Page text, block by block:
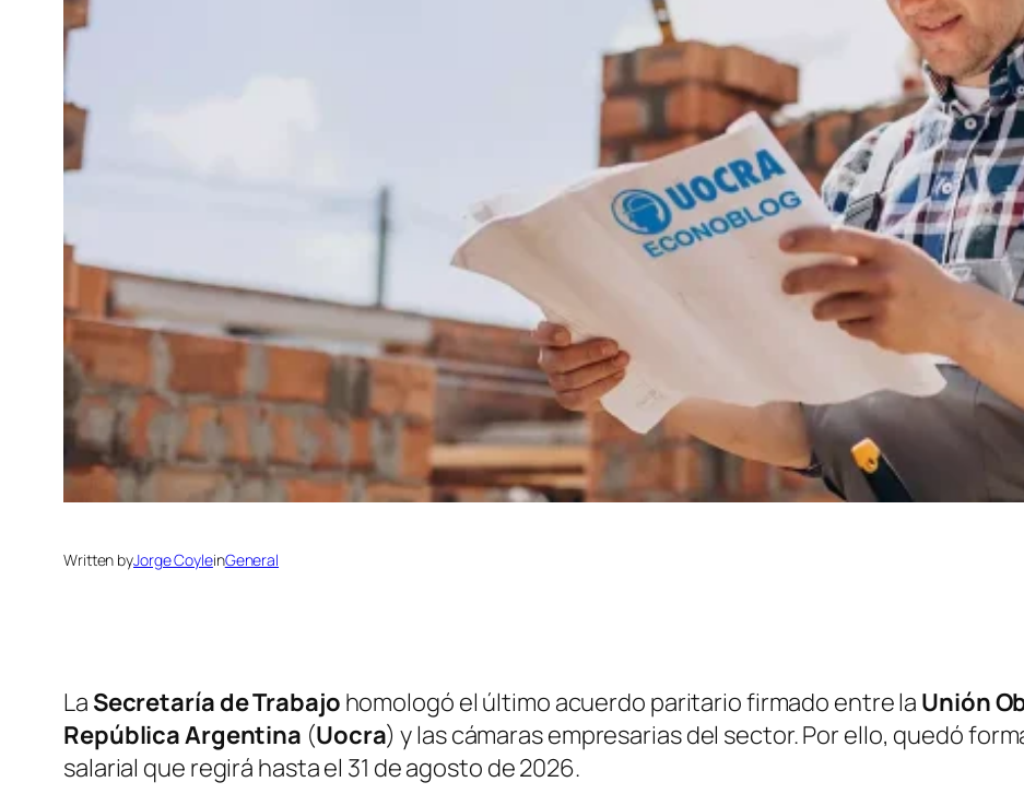
Written byJorge CoyleinGeneral
La Secretaría de Trabajo homologó el último acuerdo paritario firmado entre la Unión
República Argentina (Uocra) y las cámaras empresarias del sector. Por ello, quedó
salarial que regirá hasta el 31 de agosto de 2026.